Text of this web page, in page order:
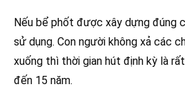
Nếu bể phốt được xây dựng đúng
sử dụng. Con người không xả các
xuống thì thời gian hút định kỳ là
đến 15 năm.